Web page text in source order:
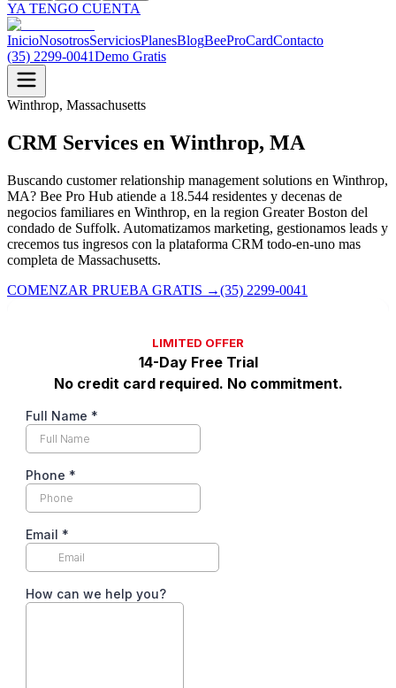
YA TENGO CUENTA
InicioNosotrosServiciosPlanesBlogBeeProCardContacto
(35) 2299-0041Demo Gratis
Winthrop, Massachusetts
CRM Services en Winthrop, MA
Buscando customer relationship management solutions en Winthrop,
MA? Bee Pro Hub atiende a 18.544 residentes y decenas de
negocios familiares en Winthrop, en la region Greater Boston del
condado de Suffolk. Automatizamos marketing, gestionamos leads y
crecemos tus ingresos con la plataforma CRM todo-en-uno mas
completa de Massachusetts.
COMENZAR PRUEBA GRATIS →(35) 2299-0041